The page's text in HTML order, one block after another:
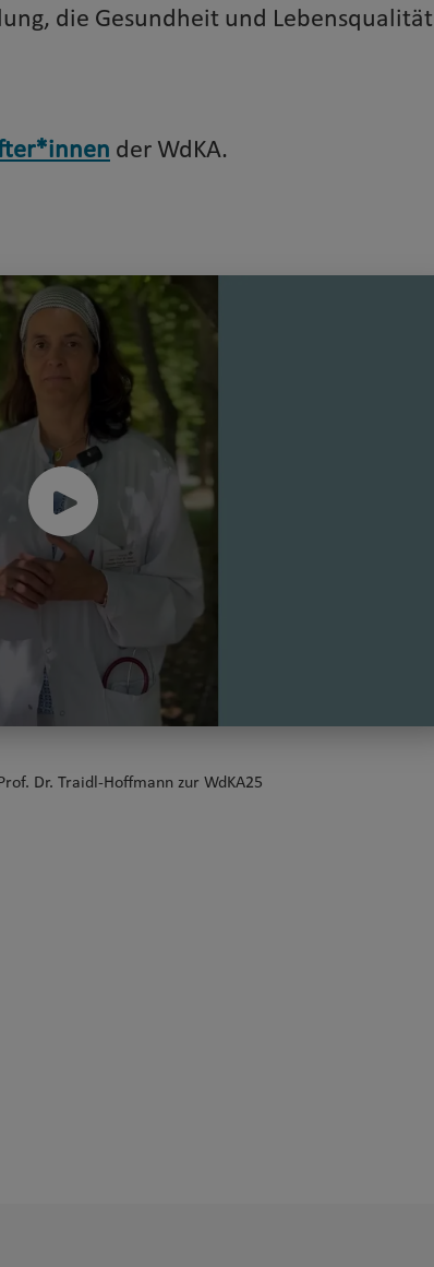
die Gesundheit und Lebensqualität
der WdKA.
Prof. Dr. Traidl-Hoffmann zur WdKA25